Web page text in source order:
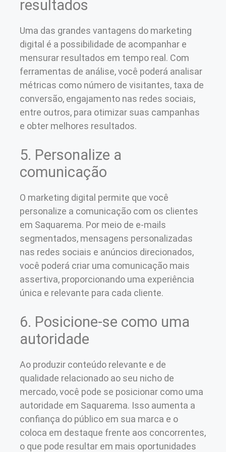
resultados
Uma das grandes vantagens do marketing
digital é a possibilidade de acompanhar e
mensurar resultados em tempo real. Com
ferramentas de análise, você poderá analisar
métricas como número de visitantes, taxa de
conversão, engajamento nas redes sociais,
entre outros, para otimizar suas campanhas
e obter melhores resultados.
5. Personalize a
comunicação
O marketing digital permite que você
personalize a comunicação com os clientes
em Saquarema. Por meio de e-mails
segmentados, mensagens personalizadas
nas redes sociais e anúncios direcionados,
você poderá criar uma comunicação mais
assertiva, proporcionando uma experiência
única e relevante para cada cliente.
6. Posicione-se como uma
autoridade
Ao produzir conteúdo relevante e de
qualidade relacionado ao seu nicho de
mercado, você pode se posicionar como uma
autoridade em Saquarema. Isso aumenta a
confiança do público em sua marca e o
coloca em destaque frente aos concorrentes,
o que pode resultar em mais oportunidades